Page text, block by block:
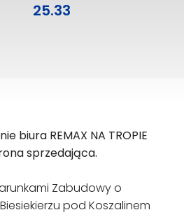
25.33
biura REMAX NA TROPIE
sprzedająca.
Zabudowy o
pod Koszalinem